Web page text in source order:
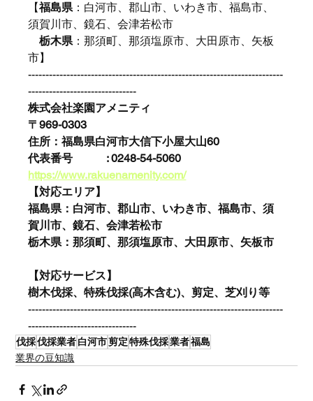
【福島県： 白河市、郡山市、いわき市、福島市、
須賀川市、鏡石、会津若松市
栃木県：那須町、那須塩原市、大田原市、矢板
市】
-------------------------------------------------------------------------
-------------------------------
株式会社楽園アメニティ
〒969-0303
​住所：福島県白河市大信下小屋大山60
代表番号　　　: 0248-54-5060
https://www.rakuenamenity.com/
【対応エリア】
福島県： 白河市、郡山市、いわき市、福島市、須
賀川市、鏡石、会津若松市
栃木県：那須町、那須塩原市、大田原市、矢板市
【対応サービス】
樹木伐採、特殊伐採(高木含む)、剪定、芝刈り等
-------------------------------------------------------------------------
-------------------------------
伐採伐採業者白河市剪定 特殊伐採業者福島
業界の豆知識